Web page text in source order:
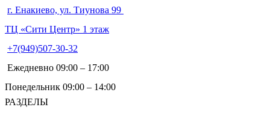
г. Енакиево, ул. Тиунова 99
ТЦ «Сити Центр» 1 этаж
+7(949)507-30-32
Ежедневно 09:00 – 17:00
Понедельник 09:00 – 14:00
РАЗДЕЛЫ